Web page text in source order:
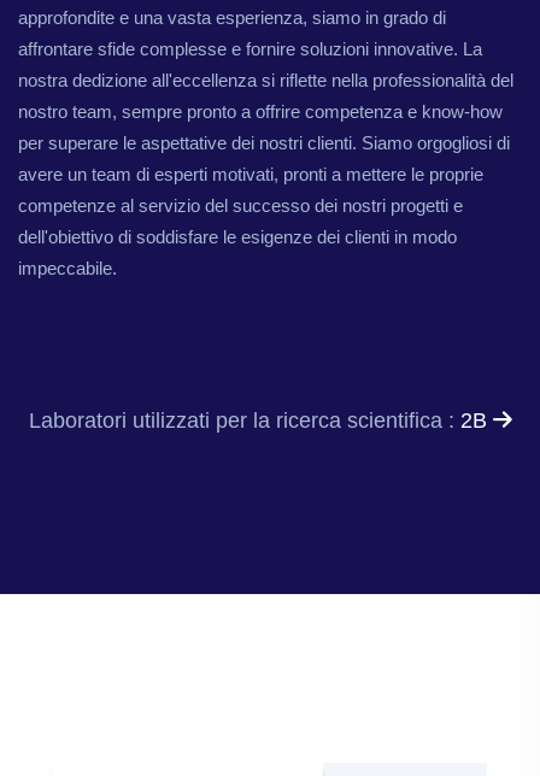
approfondite e una vasta esperienza, siamo in grado di
affrontare sfide complesse e fornire soluzioni innovative. La
nostra dedizione all'eccellenza si riflette nella professionalità del
nostro team, sempre pronto a offrire competenza e know-how
per superare le aspettative dei nostri clienti. Siamo orgogliosi di
avere un team di esperti motivati, pronti a mettere le proprie
competenze al servizio del successo dei nostri progetti e
dell'obiettivo di soddisfare le esigenze dei clienti in modo
impeccabile.
Laboratori utilizzati per la ricerca scientifica : 2B